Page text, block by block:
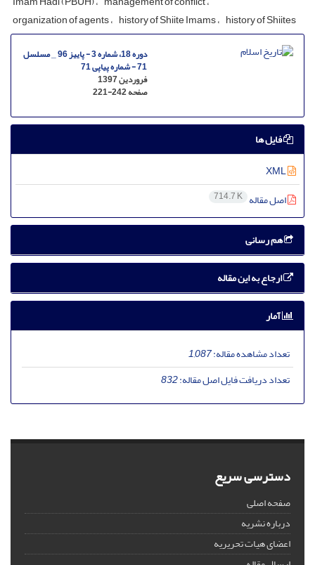
organization of agents history of Shiite Imams history of Shiites
دوره 18، شماره 3 - پاییز 96 _ مسلسل
71 - شماره پیاپی 71
فروردین 1397
صفحه221-242
فایل ها
اصل مقاله 714.7 K
هم رسانی
ارجاع به این مقاله
آمار
تعداد مشاهده مقاله:1,087
تعداد دریافت فایل اصل مقاله:832
دسترسی سریع
صفحه اصلی
درباره نشریه
اعضای هیات تحریریه